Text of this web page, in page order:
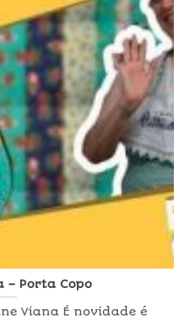
– Porta Copo
Viana É novidade é